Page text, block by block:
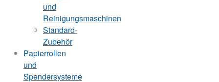
und
Reinigungsmaschinen
Standard-
Zubehör
Papierrollen
und
Spendersysteme